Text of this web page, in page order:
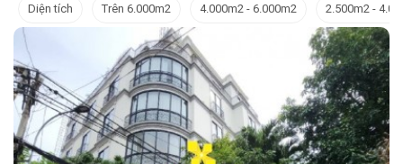
Diện tích Trên 6.000m2 4.000m2 - 6.000m2 2.500m2 -